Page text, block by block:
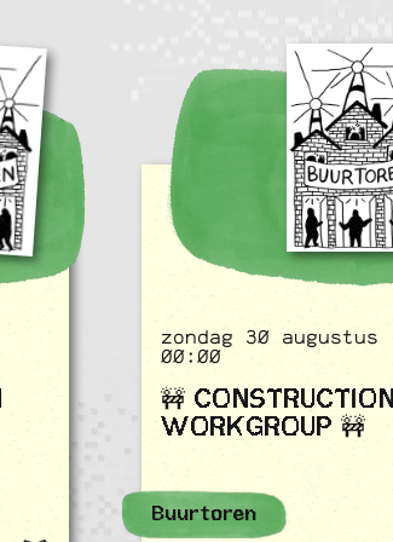
zondag 30 augustus
00:00
🚧 CONSTRUCTION
WORKGROUP 🚧
Buurtoren